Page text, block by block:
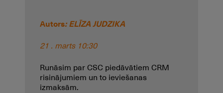
Autors: ELĪZA JUDZIKA
21 . marts 10:30
Runāsim par CSC piedāvātiem CRM
risinājumiem un to ieviešanas
izmaksām.